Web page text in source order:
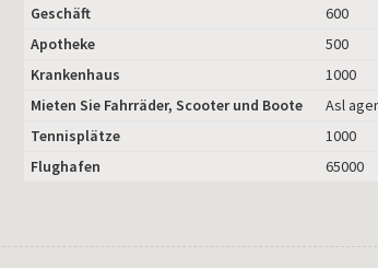
Geschäft
600
Apotheke
500
Krankenhaus
1000
Mieten Sie Fahrräder, Scooter und Boote
Asl
Tennisplätze
1000
Flughafen
65000